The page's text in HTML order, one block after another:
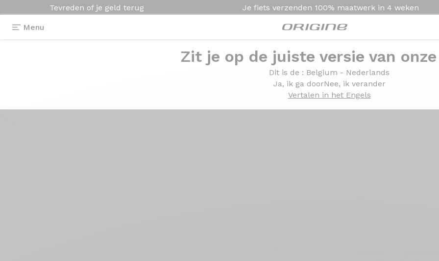
Tevreden of je geld terug Je fiets verzenden 100% maatwerk in 4 weken
Menu
Zit je op de juiste versie van
Dit is de : Belgium - Nederlands
Ja, ik ga doorNee, ik verander
Vertalen in het Engels